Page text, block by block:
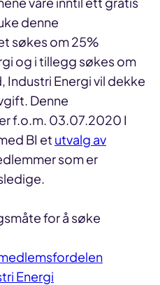
denne
søkes om 25%
og i tillegg søkes om
Industri Energi vil dekke
Denne
f.o.m. 03.07.2020 I
BI et utvalg av
som er
for å søke
Energi